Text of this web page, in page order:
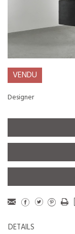
VENDU
Designer
DETAILS